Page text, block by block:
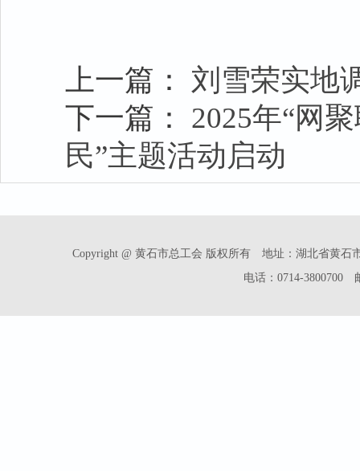
上一篇：
刘雪荣实地
下一篇：
2025年“网
民”主题活动启动
Copyright @ 黄石市总工会 版权所有 地址：湖北省黄
电话：0714-3800700